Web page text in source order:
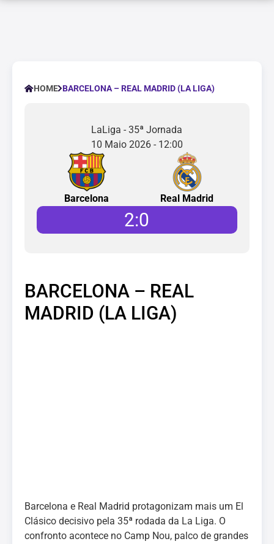
HOME BARCELONA – REAL MADRID (LA LIGA)
LaLiga - 35ª Jornada
10 Maio 2026 - 12:00
Barcelona Real Madrid
2:0
BARCELONA – REAL
MADRID (LA LIGA)
Barcelona e Real Madrid protagonizam mais um El
Clásico decisivo pela 35ª rodada da La Liga. O
confronto acontece no Camp Nou, palco de grandes